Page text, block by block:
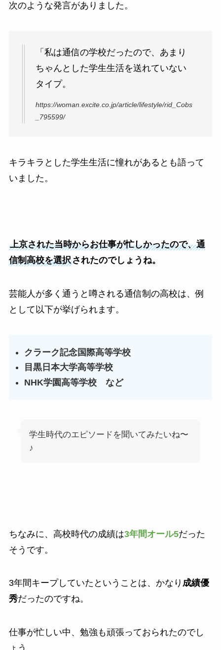
次のような発言がありました。
「私は通信の学校だったので、あまり
ちゃんとした学生生活を送れていない
タイプ。
https://woman.excite.co.jp/article/lifestyle/rid_Cobs
_795599/
キラキラとした学生生活に憧れがあるとも語って
いました。
上京された当時からお仕事が忙しかったので、通
信制高校を選択されたのでしょうね。
芸能人が多く通うと噂される通信制の高校は、例
として以下が挙げられます。
クラーク記念国際高等学校
目黒日本大学高等学校
NHK学園高等学校 など
学生時代のエピソードを聞いてみたいね〜
♪
ちなみに、高校時代の成績は3年間オール5だった
そうです。
3年間キープしていたということは、かなり 成績優
秀だったのですね。
仕事が忙しい中、勉強も頑張っておられたのでし